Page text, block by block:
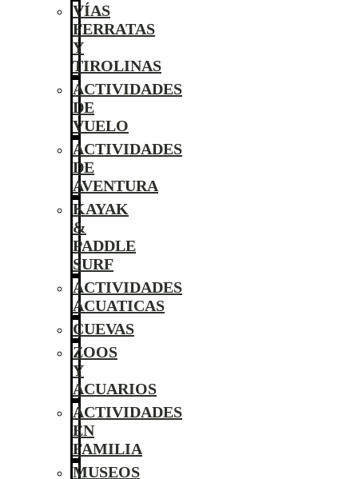
VÍAS
FERRATAS
Y
TIROLINAS
ACTIVIDADES
DE
VUELO
ACTIVIDADES
DE
AVENTURA
KAYAK
&
PADDLE
SURF
ACTIVIDADES
ACUATICAS
CUEVAS
ZOOS
Y
ACUARIOS
ACTIVIDADES
EN
FAMILIA
MUSEOS